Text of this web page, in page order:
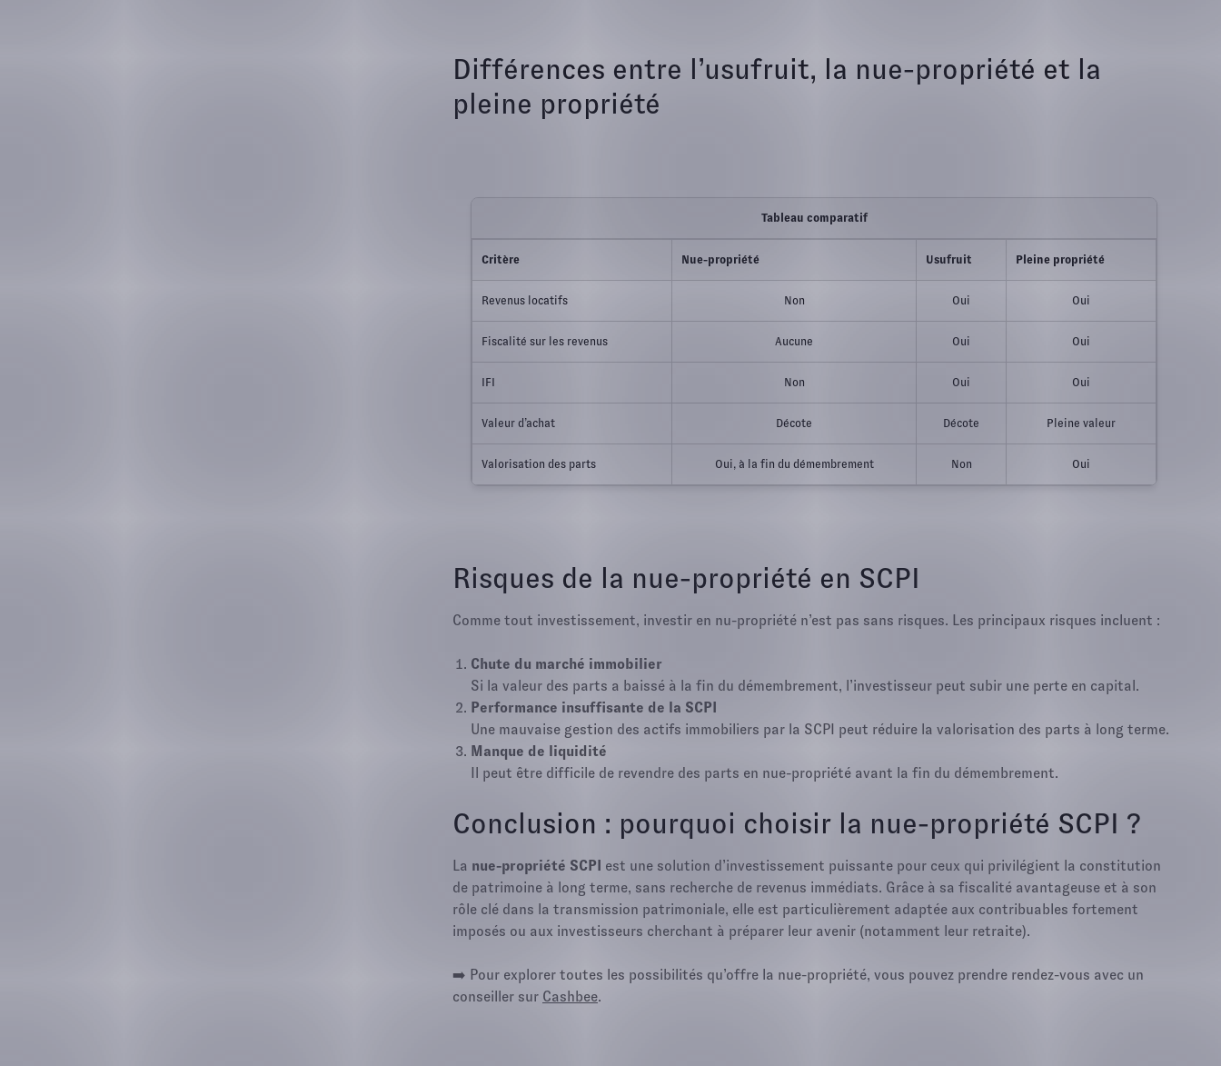
Différences entre l’usufruit, la nue-propriété et la
pleine propriété
Tableau comparatif
Critère Nue-propriété Usufruit Pleine propriété
Revenus locatifs Non Oui Oui
Fiscalité sur les revenus Aucune Oui Oui
IFI Non Oui Oui
Valeur d’achat Décote Décote Pleine valeur
Valorisation des parts Oui, à la fin du démembrement Non Oui
Risques de la nue-propriété en SCPI
Comme tout investissement, investir en nu-propriété n’est pas sans risques. Les principaux risques incluent :
Chute du marché immobilier
Si la valeur des parts a baissé à la fin du démembrement, l’investisseur peut subir une perte en capital.
Performance insuffisante de la SCPI
Une mauvaise gestion des actifs immobiliers par la SCPI peut réduire la valorisation des parts à long terme.
Manque de liquidité
Il peut être difficile de revendre des parts en nue-propriété avant la fin du démembrement.
Conclusion : pourquoi choisir la nue-propriété SCPI ?
La nue-propriété SCPI
est une solution d’investissement puissante pour ceux qui privilégient la constitution
de patrimoine à long terme, sans recherche de revenus immédiats. Grâce à sa fiscalité avantageuse et à son
rôle clé dans la transmission patrimoniale, elle est particulièrement adaptée aux contribuables fortement
imposés ou aux investisseurs cherchant à préparer leur avenir (notamment leur retraite).
➡️ Pour explorer toutes les possibilités qu’offre la nue-propriété, vous pouvez prendre rendez-vous avec un
conseiller sur Cashbee.